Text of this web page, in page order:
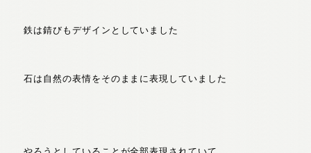
鉄は錆びもデザインとしていました
石は自然の表情をそのままに表現していました